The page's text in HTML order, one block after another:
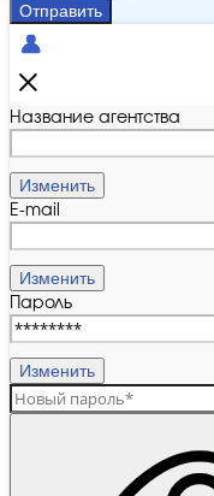
Отправить
Название агентства
Изменить
E-mail
Изменить
Пароль
Изменить